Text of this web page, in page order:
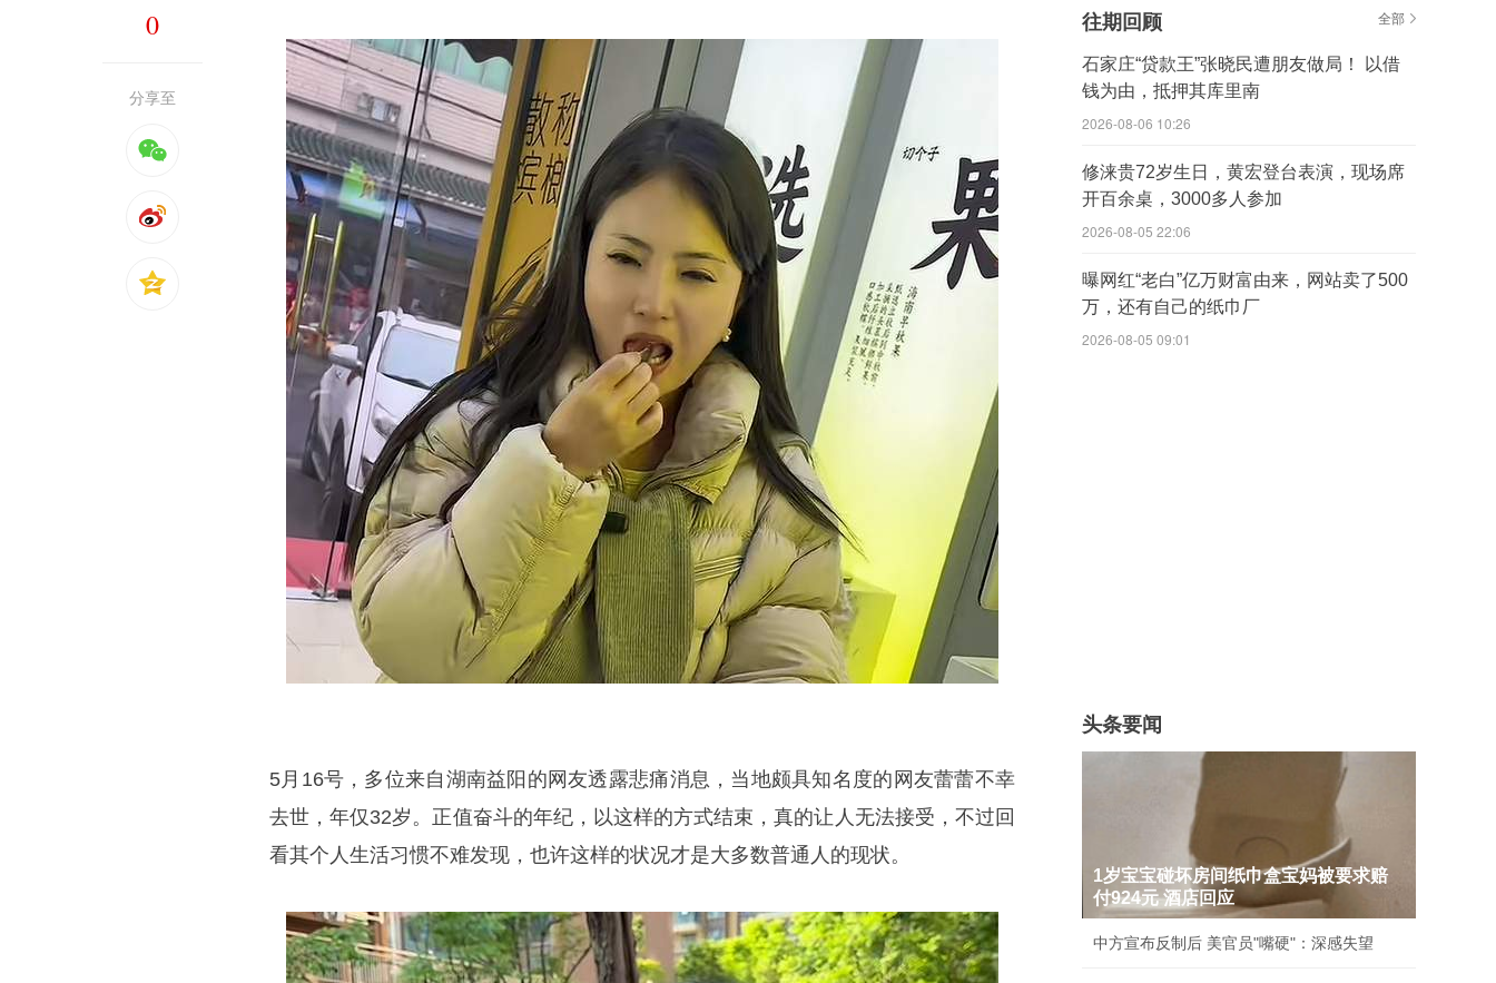
0
分享至
5月16号，多位来自湖南益阳的网友透露悲痛消息，当地颇具知名度的网友蕾蕾不幸
去世，年仅32岁。正值奋斗的年纪，以这样的方式结束，真的让人无法接受，不过回
看其个人生活习惯不难发现，也许这样的状况才是大多数普通人的现状。
往期回顾 全部
石家庄“贷款王”张晓民遭朋友做局！ 以借
钱为由，抵押其库里南
2026-08-06 10:26
修涞贵72岁生日，黄宏登台表演，现场席
开百余桌，3000多人参加
2026-08-05 22:06
曝网红“老白”亿万财富由来，网站卖了500
万，还有自己的纸巾厂
2026-08-05 09:01
头条要闻
1岁宝宝碰坏房间纸巾盒宝妈被要求赔
付924元 酒店回应
中方宣布反制后 美官员"嘴硬"：深感失望